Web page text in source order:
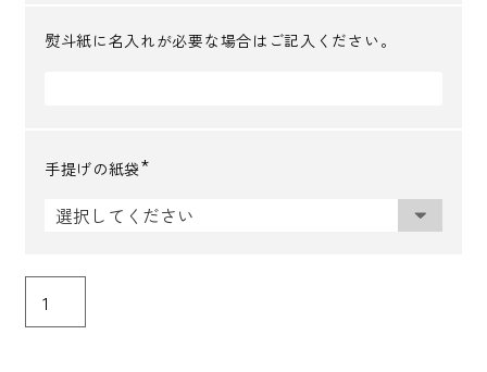
熨斗紙に名入れが必要な場合はご記入ください。
手提げの紙袋
必